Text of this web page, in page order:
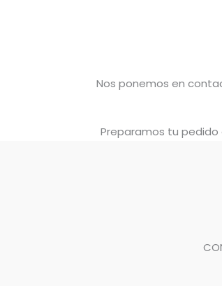
Nos ponemos en
Preparamos tu